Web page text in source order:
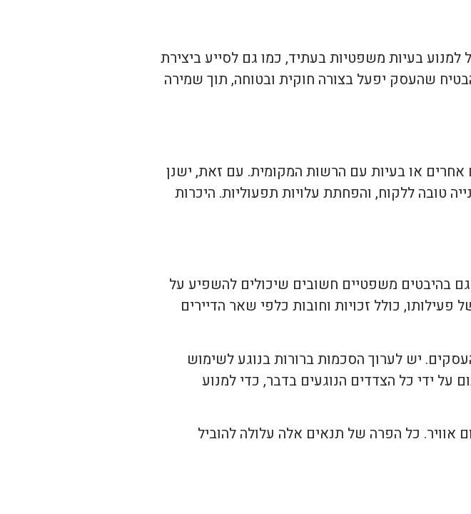
בעיות משפטיות בעתיד, כמו גם לסייע ביצירת
שהעסק יפעל בצורה חוקית ובטוחה, תוך שמירה
אחרים או בעיות עם הרשות המקומית. עם זאת, ישנן
טובה ללקוח, והפחתת עלויות תפעוליות. היכרות
בהיבטים משפטיים חשובים שיכולים להשפיע על
כולל זכויות וחובות כלפי שאר הדיירים
יש לערוך הסכמות ברורות בנוגע לשימוש
על ידי כל הצדדים הנוגעים בדבר, כדי למנוע
אוויר. כל הפרה של תנאים אלה עלולה להוביל